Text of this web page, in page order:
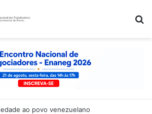
ao povo venezuelano